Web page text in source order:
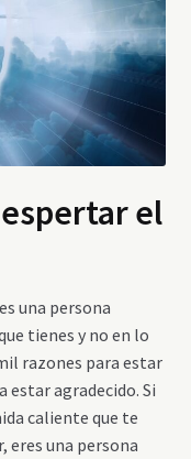
el
una persona
tienes y no en lo
razones para estar
agradecido. Si
caliente que te
eres una persona